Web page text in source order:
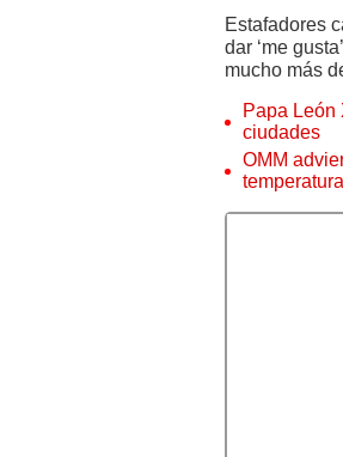
Estafadores
dar ‘me
mucho más
Papa León
ciudades
OMM